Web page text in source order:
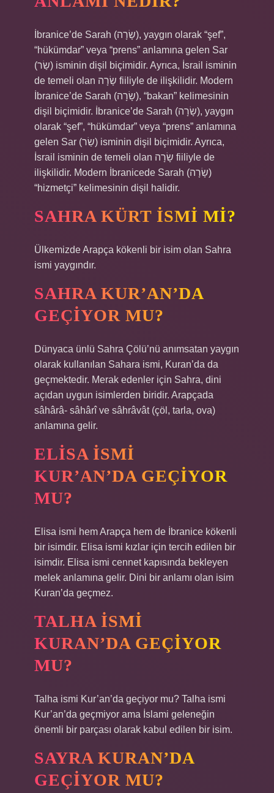
İbranice’de Sarah (שָׂרָה‎), yaygın olarak “şef”,
“hükümdar” veya “prens” anlamına gelen Sar
(שַׂר) isminin dişil biçimidir. Ayrıca, İsrail isminin
de temeli olan שָׂרָה‎ fiiliyle de ilişkilidir. Modern
İbranice’de Sarah (שָׂרָה‎), “bakan” kelimesinin
dişil biçimidir. İbranice’de Sarah (שָׂרָה‎), yaygın
olarak “şef”, “hükümdar” veya “prens” anlamına
gelen Sar (שַׂר) isminin dişil biçimidir. Ayrıca,
İsrail isminin de temeli olan שָׂרָה‎ fiiliyle de
ilişkilidir. Modern İbranicede Sarah (שָׂרָה‎)
“hizmetçi” kelimesinin dişil halidir.
SAHRA KÜRT ISMI MI?
Ülkemizde Arapça kökenli bir isim olan Sahra
ismi yaygındır.
SAHRA KUR’AN’DA
GEÇIYOR MU?
Dünyaca ünlü Sahra Çölü’nü anımsatan yaygın
olarak kullanılan Sahara ismi, Kuran’da da
geçmektedir. Merak edenler için Sahra, dini
açıdan uygun isimlerden biridir. Arapçada
sâhârâ- sâhârî ve sâhrâvât (çöl, tarla, ova)
anlamına gelir.
ELISA ISMI
KUR’AN’DA GEÇIYOR
MU?
Elisa ismi hem Arapça hem de İbranice kökenli
bir isimdir. Elisa ismi kızlar için tercih edilen bir
isimdir. Elisa ismi cennet kapısında bekleyen
melek anlamına gelir. Dini bir anlamı olan isim
Kuran’da geçmez.
TALHA ISMI
KURAN’DA GEÇIYOR
MU?
Talha ismi Kur’an’da geçiyor mu? Talha ismi
Kur’an’da geçmiyor ama İslami geleneğin
önemli bir parçası olarak kabul edilen bir isim.
SAYRA KURAN’DA
GEÇIYOR MU?